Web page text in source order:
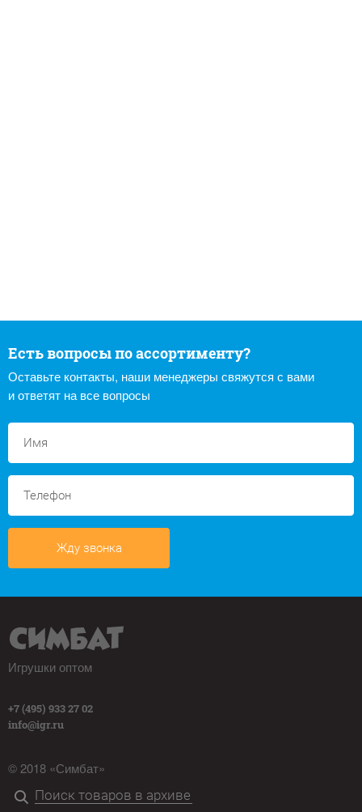
Есть вопросы по ассортименту?
Оставьте контакты, наши менеджеры свяжутся с вами
и ответят на все вопросы
Жду звонка
Игрушки оптом
+7 (495) 933 27 02
info@igr.ru
© 2018 «Симбат»